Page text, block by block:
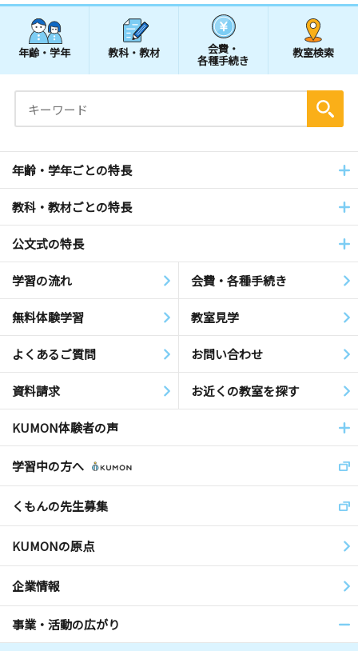
年齢・学年 教科・教材 会費・
各種手続き
教室検索
年齢・学年ごとの特長
教科・教材ごとの特長
公文式の特長
学習の流れ 会費・各種手続き
無料体験学習 教室見学
よくあるご質問 お問い合わせ
資料請求 お近くの教室を探す
KUMON体験者の声
学習中の方へ
くもんの先生募集
KUMONの原点
企業情報
事業・活動の広がり